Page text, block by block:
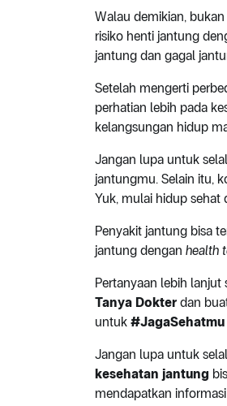
Walau demikian,
risiko henti jantung
jantung dan gagal
Setelah mengerti
perhatian lebih pada
kelangsungan hidup
Jangan lupa untuk
jantungmu. Selain itu,
Yuk, mulai hidup sehat
Penyakit jantung bisa
jantung dengan health
Pertanyaan lebih
Tanya Dokter dan
untuk #JagaSehatmu
Jangan lupa untuk
kesehatan jantung
mendapatkan